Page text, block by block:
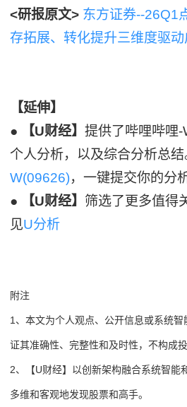
<研报原文> 东方证券--26Q1
存拓展、转化提升三维度驱
【延伸】
●
【U财经】提供了哔哩哔哩
个人分析，以及综合分析总结
W(09626)，一键提交你的分
●
【U财经】 筛选了更多值得
见U分析
附注
1、本文为个人观点、公开信息或系统
证其准确性、完整性和及时性，不构成投
2、【U财经】以创新架构融合系统智能
多维和客观地发现股票和高手。